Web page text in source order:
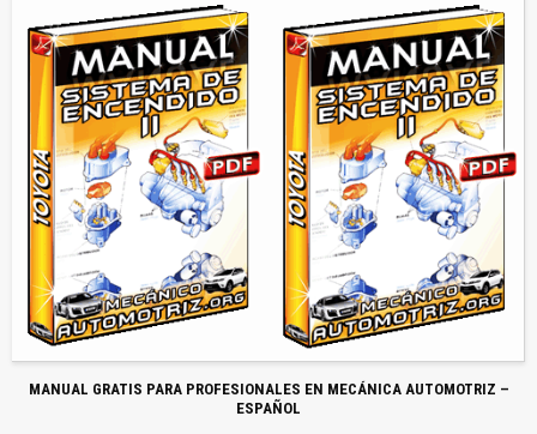
MANUAL GRATIS PARA PROFESIONALES EN MECÁNICA AUTOMOTRIZ –
ESPAÑOL